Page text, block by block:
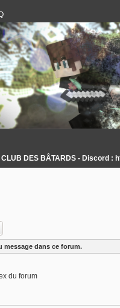
CLUB DES BÂTARDS - Discord :
message dans ce forum.
du forum